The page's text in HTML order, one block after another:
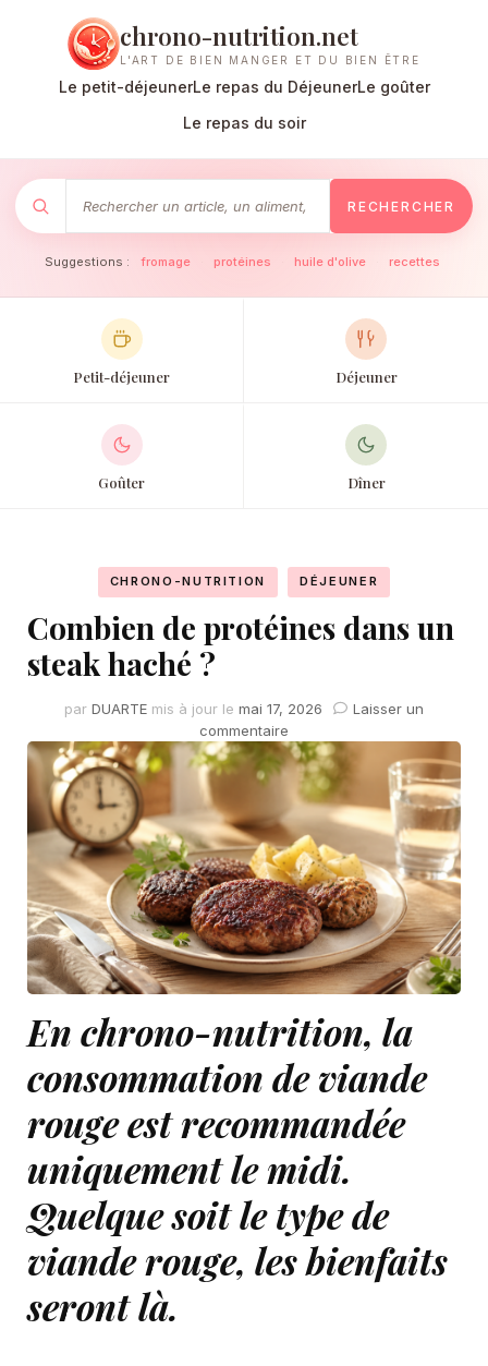
chrono-nutrition.net
L'ART DE BIEN MANGER ET DU BIEN ÊTRE
Le petit-déjeunerLe repas du DéjeunerLe goûter
Le repas du soir
RECHERCHER
Suggestions : fromage protéines huile d'olive recettes
Petit-déjeuner Déjeuner
Goûter Dîner
CHRONO-NUTRITION DÉJEUNER
Combien de protéines dans un
steak haché ?
par DUARTE mis à jour le mai 17, 2026
Laisser un
commentaire
Combien
de
protéines
dans
un
steak
haché
?
En chrono-nutrition, la
consommation de viande
rouge est recommandée
uniquement le midi.
Quelque soit le type de
viande rouge, les bienfaits
seront là.